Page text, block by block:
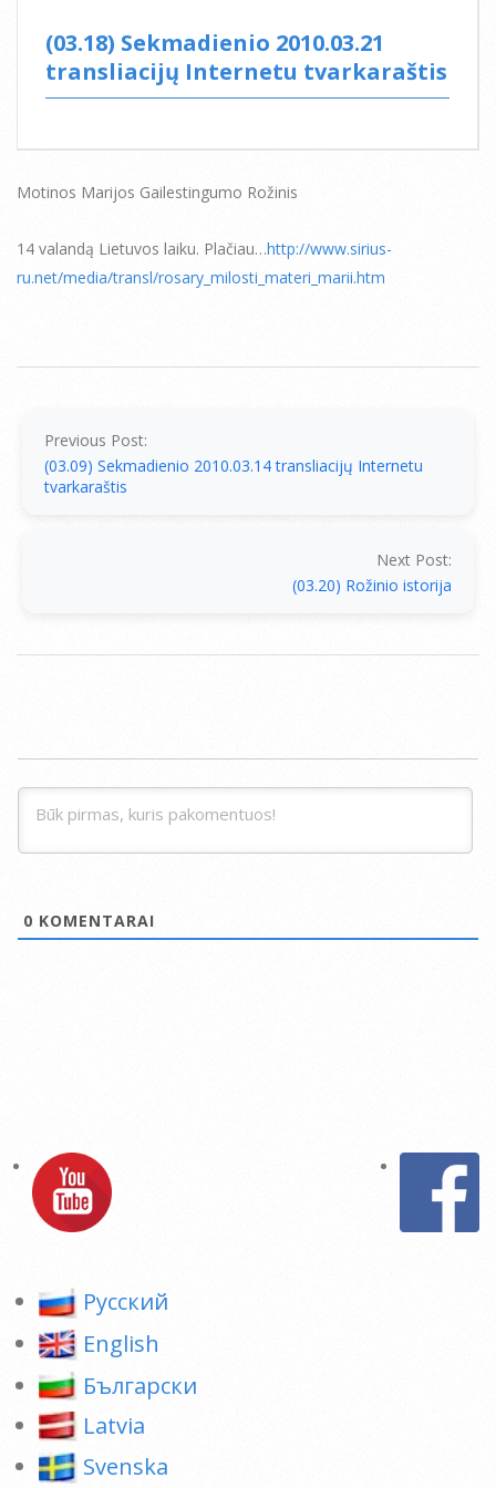
(03.18) Sekmadienio 2010.03.21
transliacijų Internetu tvarkaraštis
Motinos Marijos Gailestingumo Rožinis
14 valandą Lietuvos laiku. Plačiau…http://www.sirius-
ru.net/media/transl/rosary_milosti_materi_marii.htm
Previous Post:
(03.09) Sekmadienio 2010.03.14 transliacijų Internetu
tvarkaraštis
Next Post:
(03.20) Rožinio istorija
0 KOMENTARAI
Pусский
English
Български
Latvia
Svenska